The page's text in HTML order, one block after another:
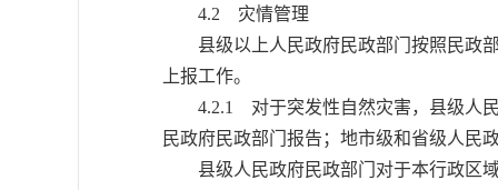
4.2 灾情管理
县级以上人民政府民政部门按照民政部
上报工作。
4.2.1 对于突发性自然灾害，县级人民
民政府民政部门报告；地市级和省级人民
县级人民政府民政部门对于本行政区域